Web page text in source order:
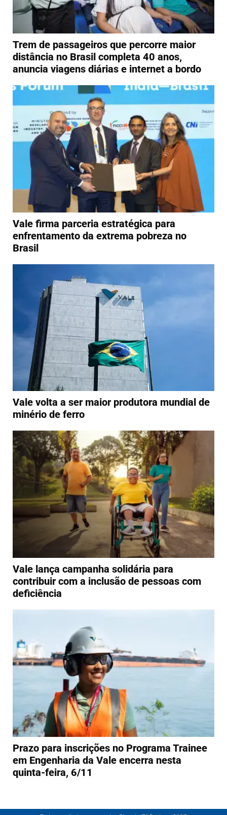
Trem de passageiros que percorre maior
distância no Brasil completa 40 anos,
anuncia viagens diárias e internet a bordo
Vale firma parceria estratégica para
enfrentamento da extrema pobreza no
Brasil
Vale volta a ser maior produtora mundial de
minério de ferro
Vale lança campanha solidária para
contribuir com a inclusão de pessoas com
deficiência
Prazo para inscrições no Programa Trainee
em Engenharia da Vale encerra nesta
quinta-feira, 6/11